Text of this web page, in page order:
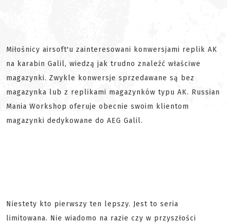
Miłośnicy airsoft'u zainteresowani konwersjami replik AK
na karabin Galil, wiedzą jak trudno znaleźć właściwe
magazynki. Zwykle konwersje sprzedawane są bez
magazynka lub z replikami magazynków typu AK. Russian
Mania Workshop oferuje obecnie swoim klientom
magazynki dedykowane do AEG Galil.
Niestety kto pierwszy ten lepszy. Jest to seria
limitowana. Nie wiadomo na razie czy w przyszłości